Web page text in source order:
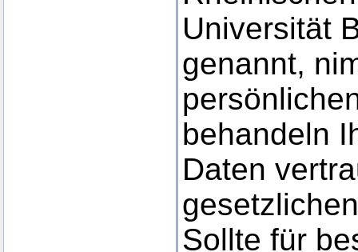
Universität
genannt,
behandeln
Daten
Sollte für